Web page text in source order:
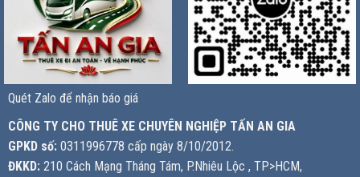
Quét Zalo để nhận báo giá
CÔNG TY CHO THUÊ XE CHUYÊN NGHIỆP TẤN AN GIA
GPKD số: 0311996778 cấp ngày 8/10/2012.
ĐKKD: 210 Cách Mạng Tháng Tám, P.Nhiêu Lộc , TP>HCM,